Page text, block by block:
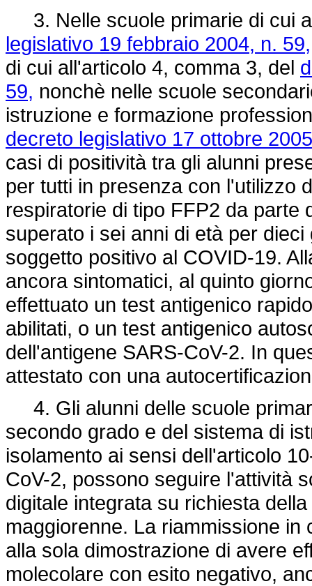
3. Nelle scuole primarie di cui
legislativo 19 febbraio 2004, n. 59,
di cui all'articolo 4, comma 3, del
59, nonchè nelle scuole
istruzione e formazione
decreto legislativo 17 ottobre
casi di positività tra gli alunni
per tutti in presenza con l'utilizzo
respiratorie di tipo FFP2 da parte
superato i sei anni di età per
soggetto positivo al COVID-19.
ancora sintomatici, al quinto
effettuato un test antigenico
abilitati, o un test antigenico
dell'antigene SARS-CoV-2. In
attestato con una
4. Gli alunni delle scuole
secondo grado e del sistema di
isolamento ai sensi dell'articolo
CoV-2, possono seguire l'attività
digitale integrata su richiesta
maggiorenne. La riammissione
alla sola dimostrazione di avere
molecolare con esito negativo,